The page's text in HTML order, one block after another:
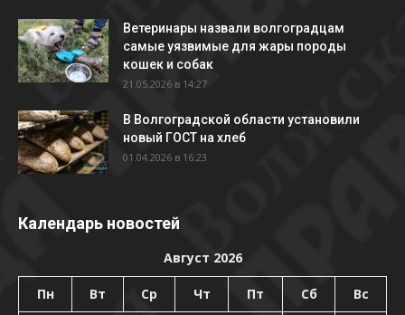
Ветеринары назвали волгоградцам
самые уязвимые для жары породы
кошек и собак
21.05.2026 в 14:27
В Волгоградской области установили
новый ГОСТ на хлеб
01.04.2026 в 16:23
Календарь новостей
Август 2026
Пн Вт Ср Чт Пт Сб Вс